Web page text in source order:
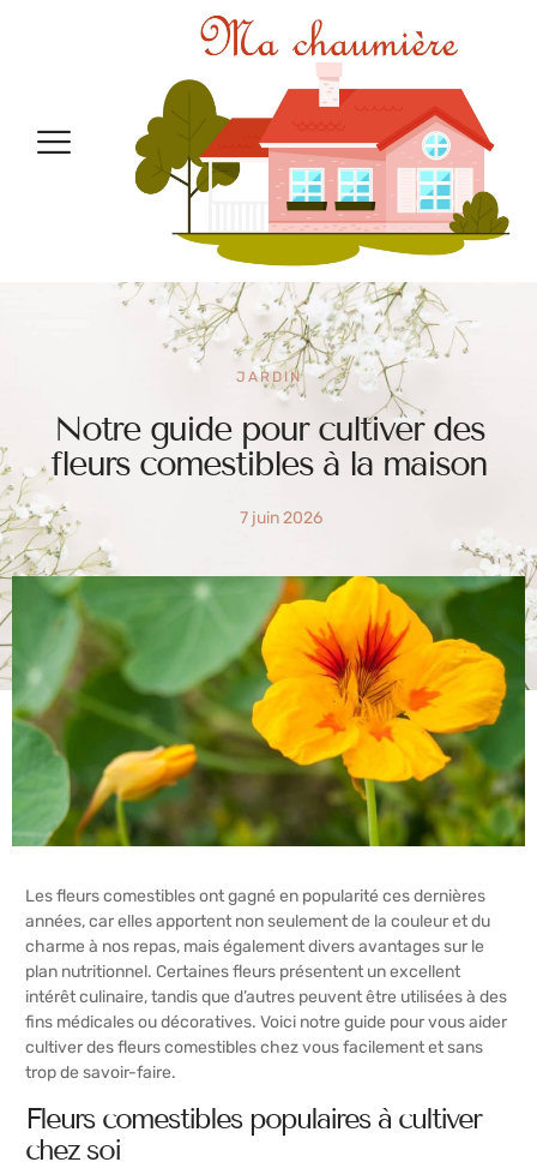
JARDIN
Notre guide pour cultiver des
fleurs comestibles à la maison
7 juin 2026
Les fleurs comestibles ont gagné en popularité ces dernières
années, car elles apportent non seulement de la couleur et du
charme à nos repas, mais également divers avantages sur le
plan nutritionnel. Certaines fleurs présentent un excellent
intérêt culinaire, tandis que d’autres peuvent être utilisées à des
fins médicales ou décoratives. Voici notre guide pour vous aider
cultiver des fleurs comestibles chez vous facilement et sans
trop de savoir-faire.
Fleurs comestibles populaires à cultiver
chez soi